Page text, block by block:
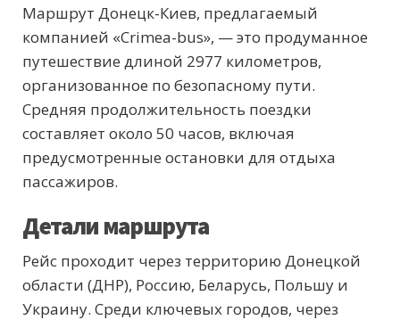
Маршрут Донецк-Киев, предлагаемый
компанией «Crimea-bus», — это продуманное
путешествие длиной 2977 километров,
организованное по безопасному пути.
Средняя продолжительность поездки
составляет около 50 часов, включая
предусмотренные остановки для отдыха
пассажиров.
Детали маршрута
Рейс проходит через территорию Донецкой
области (ДНР), Россию, Беларусь, Польшу и
Украину. Среди ключевых городов, через